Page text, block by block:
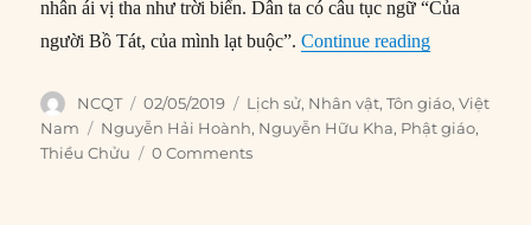
nhân ái vị tha như trời biển. Dân ta có câu tục ngữ “Của
người Bồ Tát, của mình lạt buộc”.Continue reading“Thiều
Author
NCQT
Posted
on
02/05/2019 Categories
Lịch sử, Nhân vật,Tôn giáo,Việt
Nam
Tags
Nguyễn Hải Hoành, Nguyễn Hữu Kha, Phật giáo,
Thiều Chửu
0 Comments